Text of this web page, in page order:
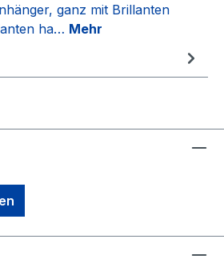
ganz mit Brillanten
ha… Mehr